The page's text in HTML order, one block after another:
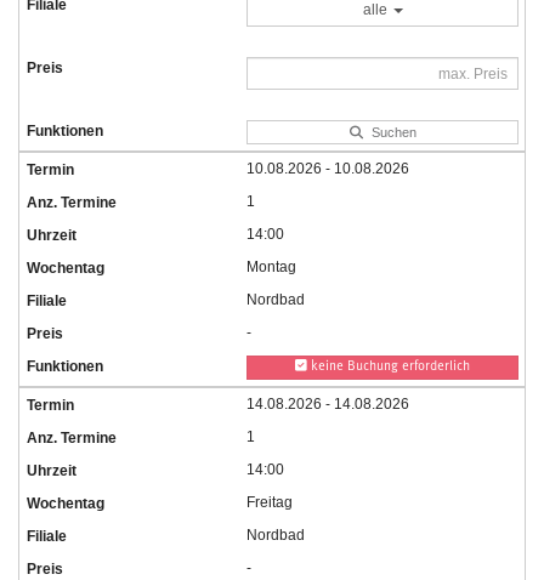
alle
Suchen
10.08.2026 - 10.08.2026
1
14:00
Montag
Nordbad
-
keine Buchung erforderlich
14.08.2026 - 14.08.2026
1
14:00
Freitag
Nordbad
-